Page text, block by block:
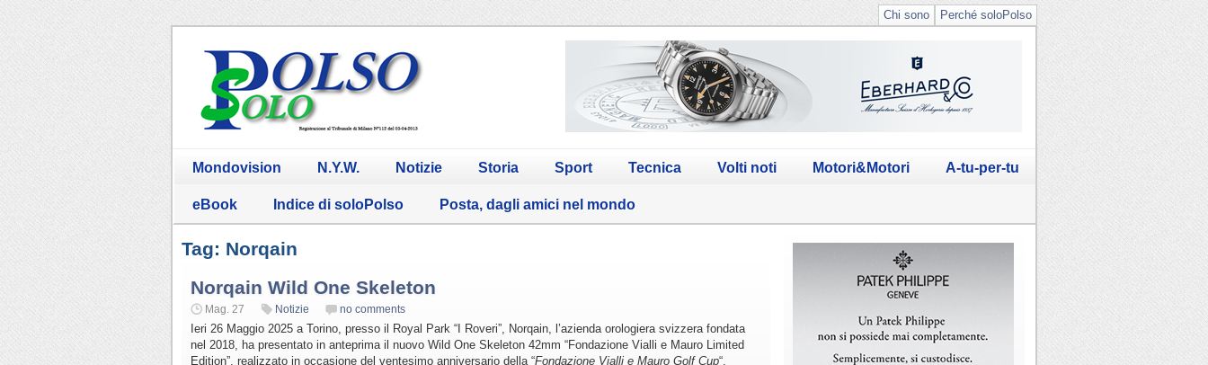
Perché soloPolso
Chi sono
Mondovision N.Y.W. Notizie Storia Sport Tecnica Volti noti Motori&Motori A-tu-per-tu
eBook Indice di soloPolso Posta, dagli amici nel mondo
Tag: Norqain
Norqain Wild One Skeleton
Mag. 27 Notizie no comments
Ieri 26 Maggio 2025 a Torino, presso il Royal Park “I Roveri”, Norqain, l’azienda orologiera svizzera fondata
nel 2018, ha presentato in anteprima il nuovo Wild One Skeleton 42mm “Fondazione Vialli e Mauro Limited
Edition”, realizzato in occasione del ventesimo anniversario della “Fondazione Vialli e Mauro Golf Cup“.